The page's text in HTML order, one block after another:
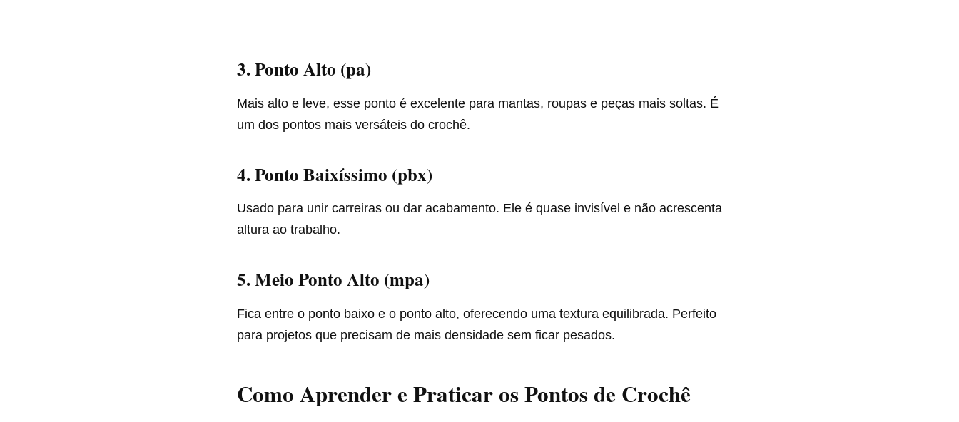
3. Ponto Alto (pa)
Mais alto e leve, esse ponto é excelente para mantas, roupas e peças mais soltas. É
um dos pontos mais versáteis do crochê.
4. Ponto Baixíssimo (pbx)
Usado para unir carreiras ou dar acabamento. Ele é quase invisível e não acrescenta
altura ao trabalho.
5. Meio Ponto Alto (mpa)
Fica entre o ponto baixo e o ponto alto, oferecendo uma textura equilibrada. Perfeito
para projetos que precisam de mais densidade sem ficar pesados.
Como Aprender e Praticar os Pontos de Crochê